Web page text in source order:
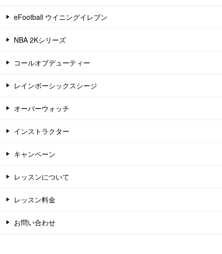
eFootball ウイニングイレブン
NBA 2Kシリーズ
コールオブデューティー
レインボーシックスシージ
オーバーウォッチ
インストラクター
キャンペーン
レッスンについて
レッスン料金
お問い合わせ